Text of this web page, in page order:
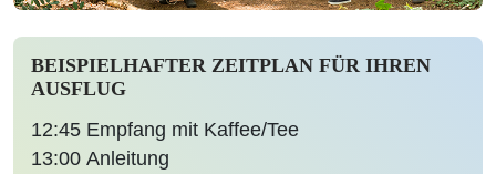
BEISPIELHAFTER ZEITPLAN FÜR IHREN
AUSFLUG
12:45 Empfang mit Kaffee/Tee
13:00 Anleitung